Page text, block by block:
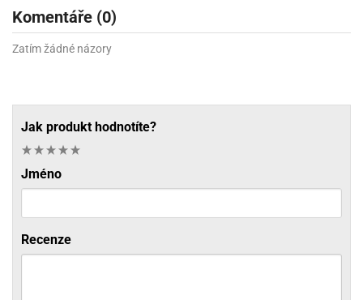
Komentáře (0)
Zatím žádné názory
Jak produkt hodnotíte?
Jméno
Recenze